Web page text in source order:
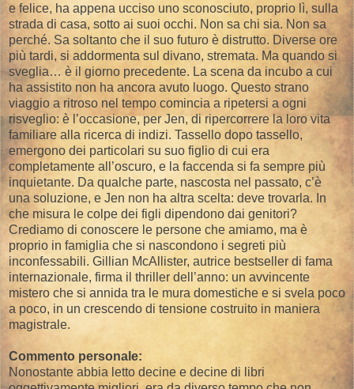
e felice, ha appena ucciso uno sconosciuto, proprio lì, sulla
strada di casa, sotto ai suoi occhi. Non sa chi sia. Non sa
perché. Sa soltanto che il suo futuro è distrutto. Diverse ore
più tardi, si addormenta sul divano, stremata. Ma quando si
sveglia… è il giorno precedente. La scena da incubo a cui
ha assistito non ha ancora avuto luogo. Questo strano
viaggio a ritroso nel tempo comincia a ripetersi a ogni
risveglio: è l’occasione, per Jen, di ripercorrere la loro vita
familiare alla ricerca di indizi. Tassello dopo tassello,
emergono dei particolari su suo figlio di cui era
completamente all’oscuro, e la faccenda si fa sempre più
inquietante. Da qualche parte, nascosta nel passato, c’è
una soluzione, e Jen non ha altra scelta: deve trovarla. In
che misura le colpe dei figli dipendono dai genitori?
Crediamo di conoscere le persone che amiamo, ma è
proprio in famiglia che si nascondono i segreti più
inconfessabili. Gillian McAllister, autrice bestseller di fama
internazionale, firma il thriller dell’anno: un avvincente
mistero che si annida tra le mura domestiche e si svela poco
a poco, in un crescendo di tensione costruito in maniera
magistrale.
Commento personale:
Nonostante abbia letto decine e decine di libri